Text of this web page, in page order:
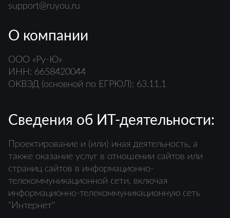
support@ruyou.ru
О компании
ООО «Ру-Ю»
ИНН: 6658420044
ОКВЭД (основной по ЕГРЮЛ): 63.11.1
Сведения об ИТ-деятельности:
Проектирование и (или) иная деятельность, а
также оказание услуг в отношении сайтов или
страниц сайтов в информационно-
телекоммуникационной сети, включая
информационно-телекоммуникационную сеть
"Интернет"